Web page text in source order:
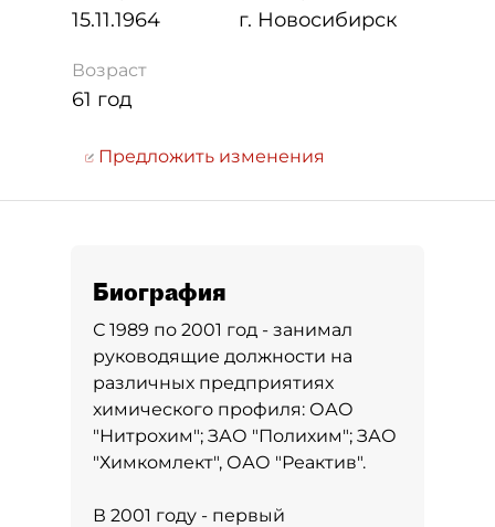
15.11.1964 г. Новосибирск
Возраст
61 год
Предложить изменения
Биография
С 1989 по 2001 год - занимал
руководящие должности на
различных предприятиях
химического профиля: ОАО
"Нитрохим"; ЗАО "Полихим"; ЗАО
"Химкомлект", ОАО "Реактив".
В 2001 году - первый